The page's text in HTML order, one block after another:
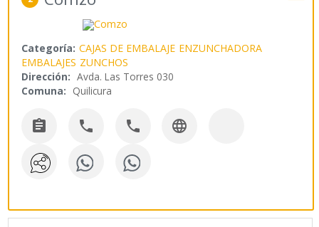
Categoría: CAJAS DE EMBALAJE ENZUNCHADORA
EMBALAJES ZUNCHOS
Dirección: Avda. Las Torres 030
Comuna: Quilicura
   